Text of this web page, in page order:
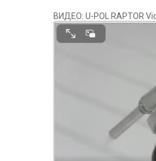
ВИДЕО: U-POL RAPTOR